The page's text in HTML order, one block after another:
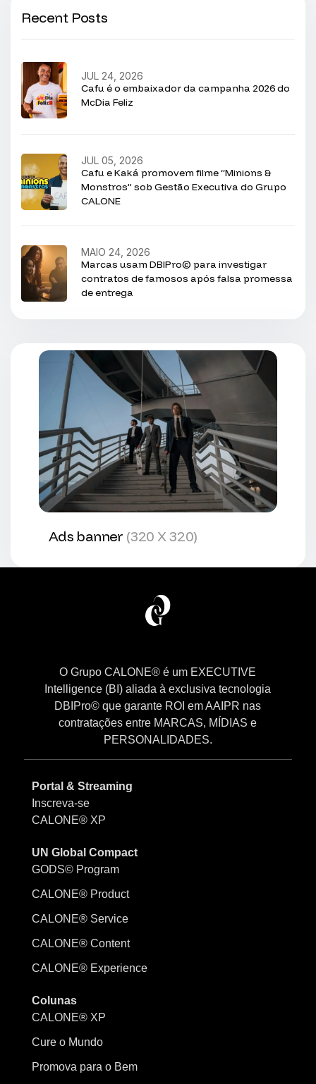
Recent Posts
Cafu é o embaixador da campanha 2026 do
McDia Feliz
JUL 24, 2026
Cafu e Kaká promovem filme “Minions &
Monstros” sob Gestão Executiva do Grupo
CALONE
JUL 05, 2026
Marcas usam DBIPro© para investigar
contratos de famosos após falsa promessa
de entrega
MAIO 24, 2026
Ads banner (320 X 320)
O Grupo CALONE® é um EXECUTIVE
Intelligence (BI) aliada à exclusiva tecnologia
DBIPro© que garante ROI em AAIPR nas
contratações entre MARCAS, MÍDIAS e
PERSONALIDADES.
Portal & Streaming
Inscreva-se
CALONE® XP
UN Global Compact
GODS© Program
CALONE® Product
CALONE® Service
CALONE® Content
CALONE® Experience
Colunas
CALONE® XP
Cure o Mundo
Promova para o Bem